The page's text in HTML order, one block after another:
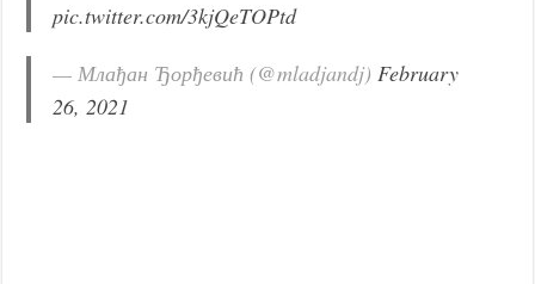
pic.twitter.com/3kjQeTOPtd
— Млађан Ђорђевић (@mladjandj)February
26, 2021